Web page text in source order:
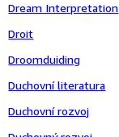
Dream Interpretation
Droit
Droomduiding
Duchovní literatura
Duchovní rozvoj